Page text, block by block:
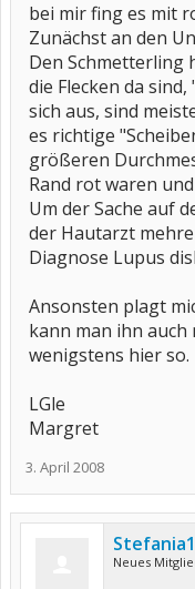
bei mir fing es mit
Zunächst an den
Den Schmetterling
die Flecken da
sich aus, sind
es richtige
größeren
Rand rot waren
Um der Sache auf
der Hautarzt
Diagnose Lupus
Ansonsten plagt
kann man ihn
wenigstens hier so.
LGle
Margret
3. April 2008
Neues